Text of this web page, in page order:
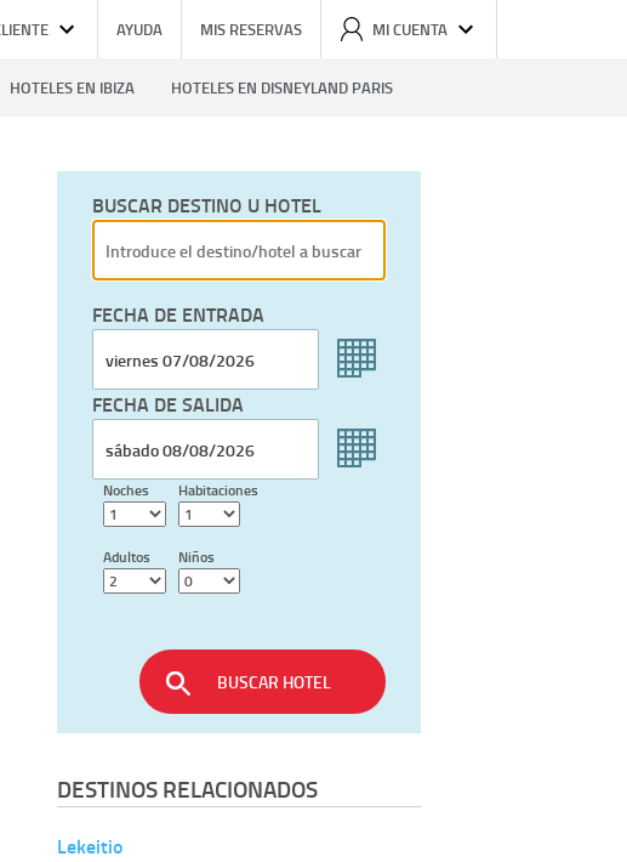
AYUDA MIS RESERVAS MI CUENTA
HOTELES EN IBIZA HOTELES EN DISNEYLAND PARIS
BUSCAR DESTINO U HOTEL
FECHA DE ENTRADA
FECHA DE SALIDA
Noches Habitaciones
Adultos Niños
BUSCAR HOTEL
DESTINOS RELACIONADOS
Lekeitio